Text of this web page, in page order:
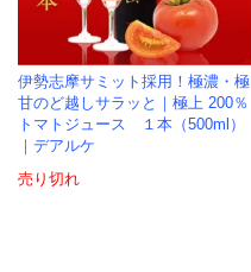
伊勢志摩サミット採用！極濃・極
甘のど越しサラッと｜極上 200％
トマトジュース １本（500ml）
｜デアルケ
売り切れ